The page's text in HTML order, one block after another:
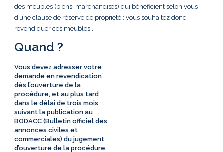
des meubles (biens, marchandises) qui bénéficient selon vous
d’une clause de réserve de propriété ; vous souhaitez donc
revendiquer ces meubles..
Quand ?
Vous devez adresser votre
demande en revendication
dès l’ouverture de la
procédure, et au plus tard
dans le délai de trois mois
suivant la publication au
BODACC (Bulletin officiel des
annonces civiles et
commerciales) du jugement
d’ouverture de la procédure.